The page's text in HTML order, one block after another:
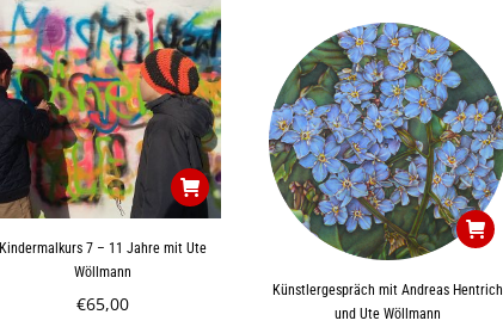
Kindermalkurs 7 – 11 Jahre mit Ute
Wöllmann
€65,00
Künstlergespräch mit Andreas Hentrich
und Ute Wöllmann